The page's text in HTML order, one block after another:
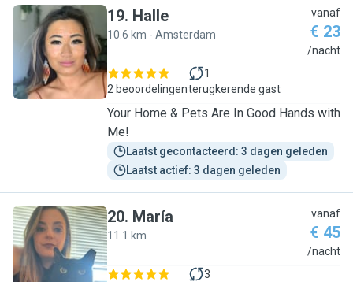
H
19. Halle
10.6 km - Amsterdam
vanaf
€ 23
/nacht
2 beoordelingen
1
terugkerende gast
Your Home & Pets Are In Good Hands with
Me!
Laatst gecontacteerd: 3 dagen geleden
Laatst actief: 3 dagen geleden
M
20. María
11.1 km
vanaf
€ 45
/nacht
3